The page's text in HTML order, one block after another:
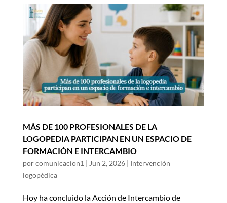
MÁS DE 100 PROFESIONALES DE LA
LOGOPEDIA PARTICIPAN EN UN ESPACIO DE
FORMACIÓN E INTERCAMBIO
porcomunicacion1 | Jun 2, 2026| Intervención
logopédica
Hoy ha concluido la Acción de Intercambio de